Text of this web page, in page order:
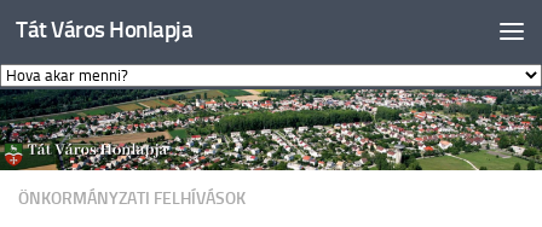
Skip to content
Tát Város Honlapja
ÖNKORMÁNYZATI FELHÍVÁSOK